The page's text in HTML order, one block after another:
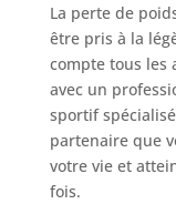
La perte de
être pris à la
compte tous les
avec un
sportif
partenaire que
votre vie et
fois.